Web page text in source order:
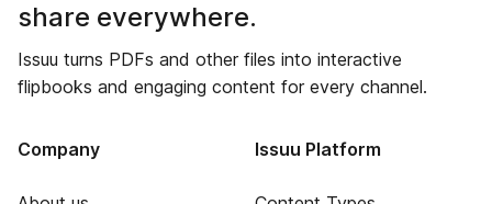
share everywhere.
Issuu turns PDFs and other files into interactive
flipbooks and engaging content for every channel.
Company Issuu Platform